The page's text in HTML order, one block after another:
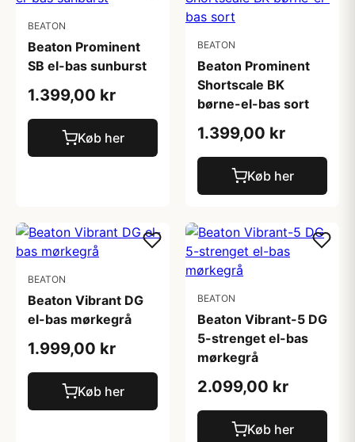
BEATON
Beaton Prominent
SB el-bas sunburst
1.399,00 kr
Køb her
BEATON
Beaton Prominent
Shortscale BK
børne-el-bas sort
1.399,00 kr
Køb her
BEATON
Beaton Vibrant DG
el-bas mørkegrå
1.999,00 kr
Køb her
BEATON
Beaton Vibrant-5 DG
5-strenget el-bas
mørkegrå
2.099,00 kr
Køb her